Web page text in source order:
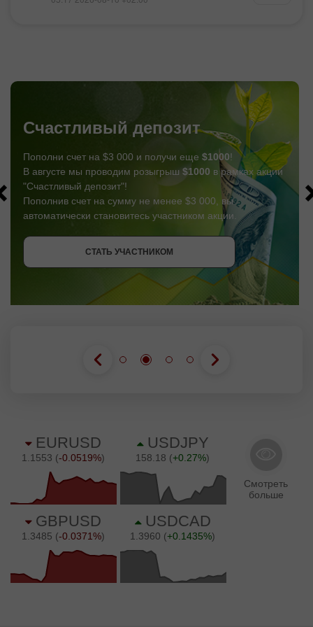
СТАТЬ УЧАСТНИКОМ
Счастливый депозит
Пополни счет на $3 000 и получи еще $1000!
В августе мы проводим розыгрыш $1000 в рамках акции
"Счастливый депозит"!
Пополнив счет на сумму не менее $3 000, вы
автоматически становитесь участником акции.
СТАТЬ УЧАСТНИКОМ
ПОЛУЧИТЬ БОНУС